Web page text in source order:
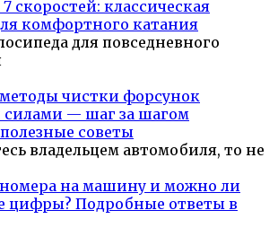
скоростей: классическая
комфортного катания
для повседневного
чистки форсунок
— шаг за шагом
советы
владельцем автомобиля, то не
номера на машину и можно ли
цифры? Подробные ответы в